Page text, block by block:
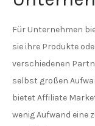
Für Unternehmen
sie ihre Produkte
verschiedenen
selbst großen
bietet Affiliate
wenig Aufwand eine